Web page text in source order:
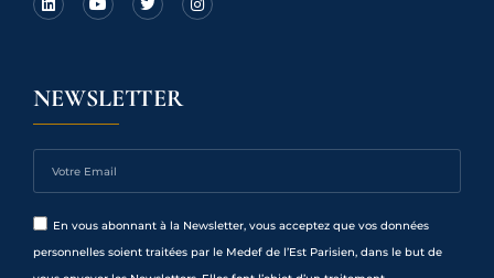
NEWSLETTER
En vous abonnant à la Newsletter, vous acceptez que vos données
personnelles soient traitées par le Medef de l’Est Parisien, dans le but de